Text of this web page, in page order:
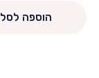
הוספה לסל